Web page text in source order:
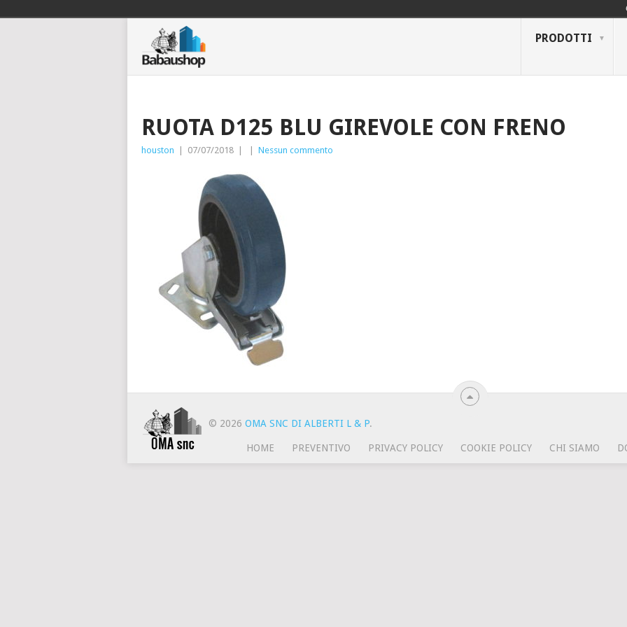
PRODOTTI
RUOTA D125 BLU GIREVOLE CON FRENO
houston 07/07/2018 Nessun commento
© 2026 OMA SNC DI ALBERTI L & P.
HOME PREVENTIVO PRIVACY POLICY COOKIE POLICY CHI SIAMO